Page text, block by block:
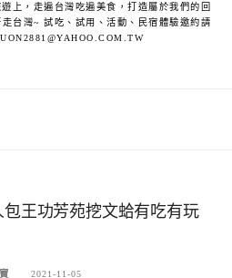
上，走遍台灣吃遍美食，打造屬於我們的回
台灣~ 試吃、試用、活動、民宿體驗邀約請
王功芳苑挖文蛤有吃有玩
2021-11-05